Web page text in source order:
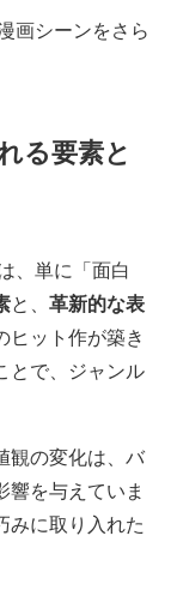
画シーンをさら
る要素と
、単に「面白
と、 革新的な表
ヒット作が築き
とで、ジャンル
観の変化は、バ
響を与えていま
みに取り入れた